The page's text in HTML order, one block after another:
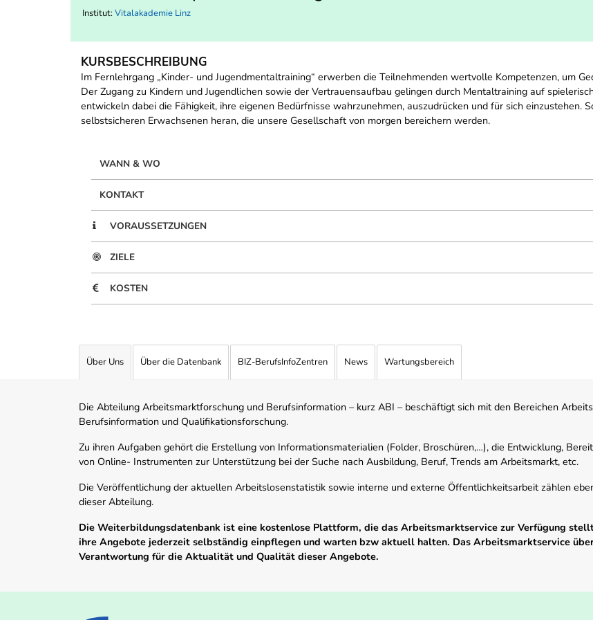
Institut: Vitalakademie Linz
KURSBESCHREIBUNG
Im Fernlehrgang „Kinder- und Jugendmentaltraining“ erwerben die Teilnehmenden wertvolle Kompetenzen, um
Der Zugang zu Kindern und Jugendlichen sowie der Vertrauensaufbau gelingen durch Mentaltraining auf
entwickeln dabei die Fähigkeit, ihre eigenen Bedürfnisse wahrzunehmen, auszudrücken und für sich einzustehen.
selbstsicheren Erwachsenen heran, die unsere Gesellschaft von morgen bereichern werden.
WANN & WO
KONTAKT
VORAUSSETZUNGEN
ZIELE
KOSTEN
Über Uns Über die Datenbank BIZ-BerufsInfoZentren News Wartungsbereich
Die Abteilung Arbeitsmarktforschung und Berufsinformation – kurz ABI – beschäftigt sich mit den Bereichen
Berufsinformation und Qualifikationsforschung.
Zu ihren Aufgaben gehört die Erstellung von Informationsmaterialien (Folder, Broschüren,…), die Entwicklung,
von Online- Instrumenten zur Unterstützung bei der Suche nach Ausbildung, Beruf, Trends am Arbeitsmarkt, etc.
Die Veröffentlichung der aktuellen Arbeitslosenstatistik sowie interne und externe Öffentlichkeitsarbeit zählen
dieser Abteilung.
Die Weiterbildungsdatenbank ist eine kostenlose Plattform, die das Arbeitsmarktservice zur Verfügung
ihre Angebote jederzeit selbständig einpflegen und warten bzw aktuell halten. Das Arbeitsmarktservice
Verantwortung für die Aktualität und Qualität dieser Angebote.